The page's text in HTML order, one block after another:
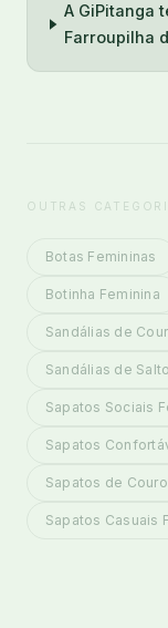
A GiPitanga
Farroupilha
OUTRAS
Botas Femininas
Botinha Feminina
Sandálias de
Sandálias de Salto
Sapatos Sociais
Sapatos
Sapatos de
Sapatos Casuais